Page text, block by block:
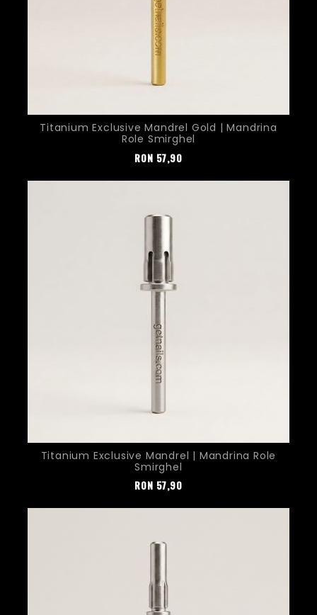
Titanium Exclusive Mandrel Gold | Mandrina
Role Smirghel
Pret
RON 57,90
Titanium Exclusive Mandrel | Mandrina Role
Smirghel
Pret
RON 57,90